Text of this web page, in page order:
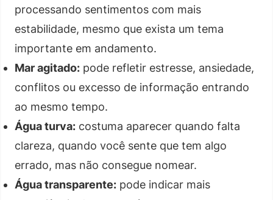
processando sentimentos com mais
estabilidade, mesmo que exista um tema
importante em andamento.
Mar agitado: pode refletir estresse, ansiedade,
conflitos ou excesso de informação entrando
ao mesmo tempo.
Água turva: costuma aparecer quando falta
clareza, quando você sente que tem algo
errado, mas não consegue nomear.
Água transparente: pode indicar mais